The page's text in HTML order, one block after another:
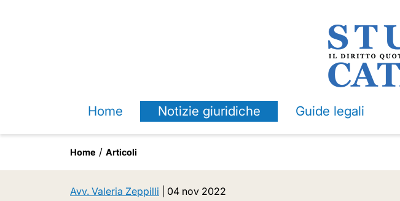
Home Notizie giuridiche Guide legali
Home Articoli
Avv. Valeria Zeppilli 04 nov 2022